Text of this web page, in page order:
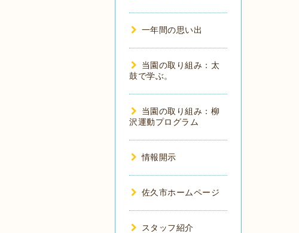
一年間の思い出
当園の取り組み：太
鼓で学ぶ。
当園の取り組み：柳
沢運動プログラム
情報開示
佐久市ホームページ
スタッフ紹介